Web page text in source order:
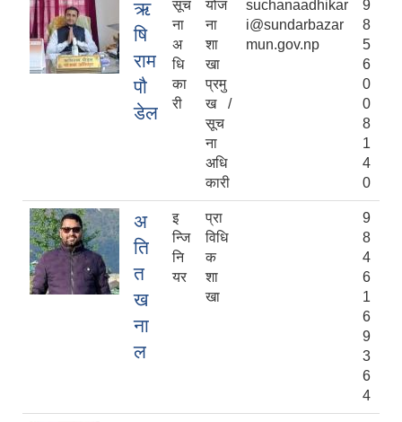
ऋ
षि
राम
पौ
डेल
सूच
ना
अ
धि
का
री
योज
ना
शा
खा
प्रमु
ख /
सूच
ना
अधि
कारी
suchanaadhikar
i@sundarbazar
mun.gov.np
9
8
5
6
0
0
8
1
4
0
अ
ति
त
ख
ना
ल
इ
न्जि
नि
यर
प्रा
विधि
क
शा
खा
9
8
4
6
1
6
9
3
6
4